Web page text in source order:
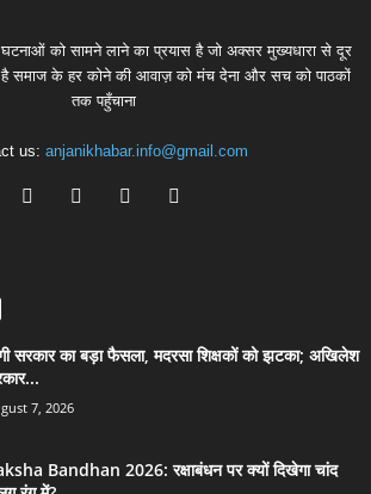
को सामने लाने का प्रयास है जो अक्सर मुख्यधारा से दूर
है समाज के हर कोने की आवाज़ को मंच देना और सच को पाठकों
तक पहुँचाना
us: anjanikhabar.info@gmail.com
सरकार का बड़ा फैसला, मदरसा शिक्षकों को झटका; अखिलेश
7, 2026
Bandhan 2026: रक्षाबंधन पर क्यों दिखेगा चांद